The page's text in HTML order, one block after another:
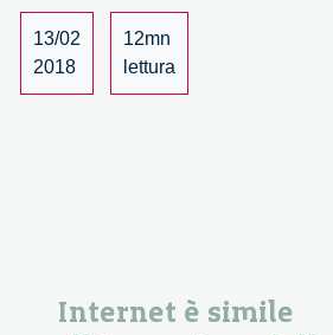
13/02
2018
12mn
lettura
Internet è simile